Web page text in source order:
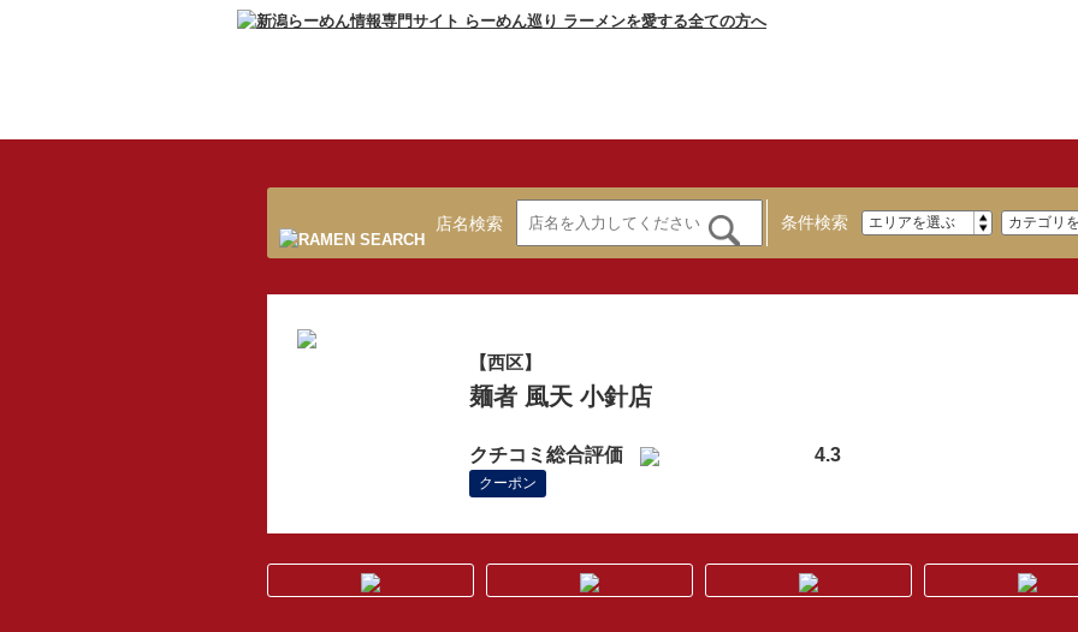
店名検索 条件検索
【西区】
麺者 風天 小針店
クチコミ総合評価 4.3
クーポン